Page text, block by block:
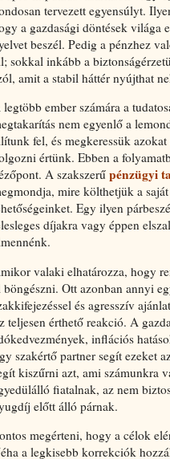
tervezett egyensúlyt.
a gazdasági döntések világa
beszél. Pedig a pénzhez
sokkal inkább a
amit a stabil háttér nyújthat
ember számára a
nem egyenlő a
fel, és megkeressük
értünk. Ebben a
A szakszerű pénzügyi
mire költhetjük a
Egy ilyen
díjakra vagy éppen
valaki elhatározza, hogy
böngészni. Ott azonban annyi
és agresszív
teljesen érthető reakció. A
inflációs
szakértő partner segít ezeket
kiszűrni azt, ami számunkra
fiatalnak, az nem
előtt álló párnak.
megérteni, hogy a célok
a legkisebb korrekciók